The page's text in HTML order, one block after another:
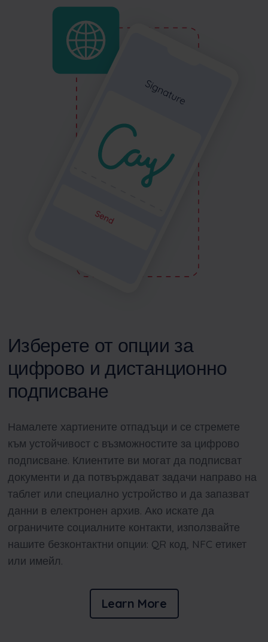
Изберете от опции за
цифрово и дистанционно
подписване
Намалете хартиените отпадъци и се стремете
към устойчивост с възможностите за цифрово
подписване. Клиентите ви могат да подписват
документи и да потвърждават задачи направо на
таблет или специално устройство и да запазват
данни в електронен архив. Ако искате да
ограничите социалните контакти, използвайте
нашите безконтактни опции: QR код, NFC етикет
или имейл.
Learn More